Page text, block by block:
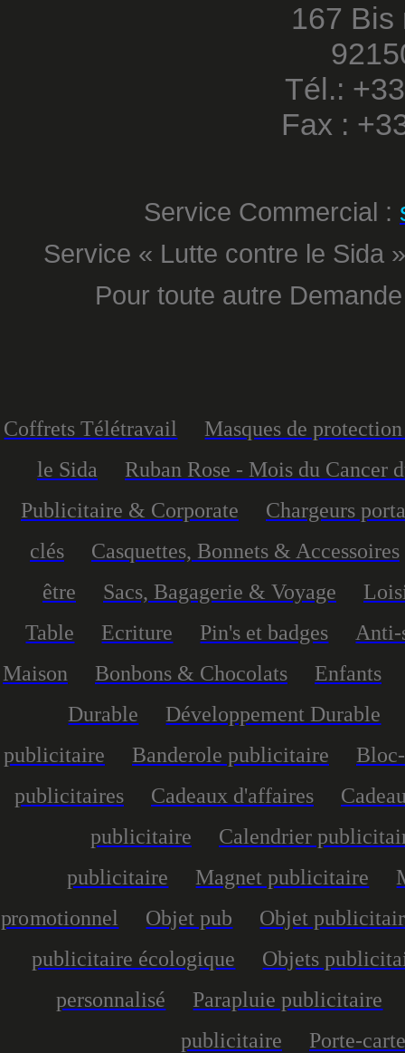
167 Bis
Tél.:
Fax :
Service Commercial :
Service « Lutte contre le Sida
Pour toute autre
Coffrets Télétravail
Masques de
le Sida
Ruban Rose - Mois du Cancer
Publicitaire & Corporate
Chargeurs
clés
Casquettes, Bonnets & Accessoires
être
Sacs, Bagagerie & Voyage
Table
Ecriture Pin's et badges
Anti-
Maison
Bonbons & Chocolats
Enfants
Durable
Développement Durable
publicitaire
Banderole publicitaire
publicitaires
Cadeaux d'affaires
publicitaire
Calendrier
publicitaire
Magnet publicitaire
promotionnel
Objet pub
Objet
publicitaire écologique
Objets
personnalisé
Parapluie publicitaire
publicitaire
Porte-